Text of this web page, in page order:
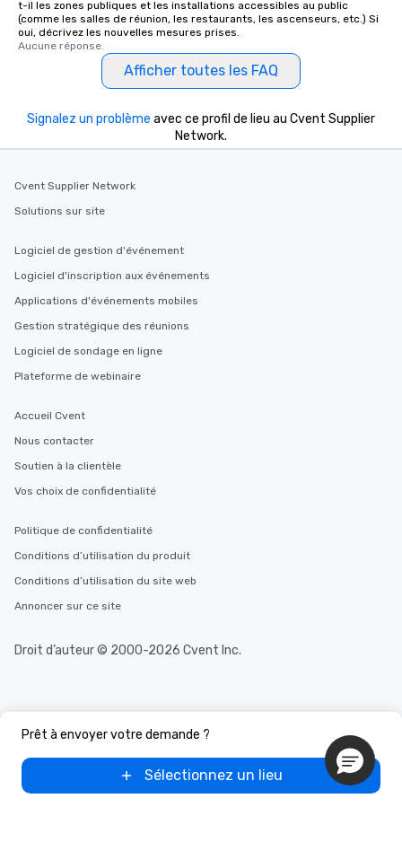
t-il les zones publiques et les installations accessibles au public
(comme les salles de réunion, les restaurants, les ascenseurs, etc.) Si
oui, décrivez les nouvelles mesures prises.
Aucune réponse.
Afficher toutes les FAQ
Prêt à envoyer votre demande ?
Sélectionnez un lieu
Signalez un problème avec ce profil de lieu au Cvent Supplier
Network.
Cvent Supplier Network
Solutions sur site
Logiciel de gestion d'événement
Logiciel d'inscription aux événements
Applications d'événements mobiles
Gestion stratégique des réunions
Logiciel de sondage en ligne
Plateforme de webinaire
Accueil Cvent
Nous contacter
Soutien à la clientèle
Vos choix de confidentialité
Politique de confidentialité
Conditions d’utilisation du produit
Conditions d’utilisation du site web
Annoncer sur ce site
Droit d’auteur © 2000-2026 Cvent Inc.